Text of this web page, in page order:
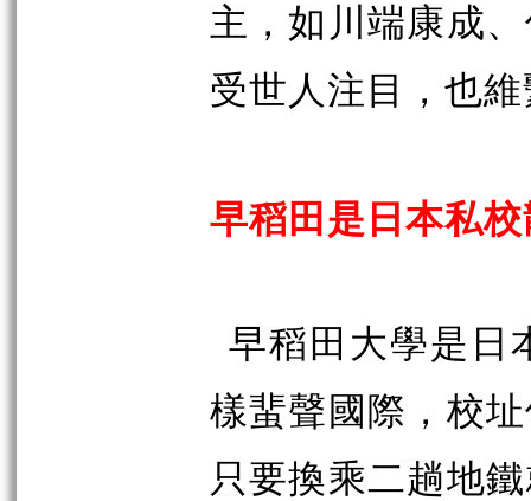
主，如川端康成
受世人注目，也
早稻田是日本私
早稻田大學是日
樣蜚聲國際，校
只要換乘二趟地